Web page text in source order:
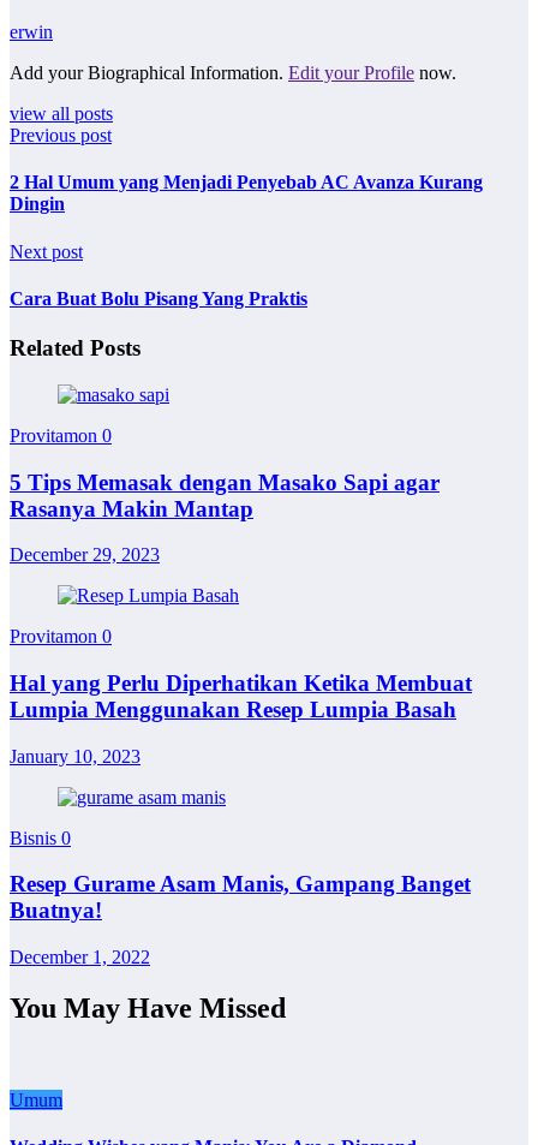
erwin
Add your Biographical Information. Edit your Profile now.
view all posts
Previous post
2 Hal Umum yang Menjadi Penyebab AC Avanza Kurang
Dingin
Next post
Cara Buat Bolu Pisang Yang Praktis
Related Posts
Provitamon 0
5 Tips Memasak dengan Masako Sapi agar
Rasanya Makin Mantap
December 29, 2023
Provitamon 0
Hal yang Perlu Diperhatikan Ketika Membuat
Lumpia Menggunakan Resep Lumpia Basah
January 10, 2023
Bisnis 0
Resep Gurame Asam Manis, Gampang Banget
Buatnya!
December 1, 2022
You May Have Missed
Umum